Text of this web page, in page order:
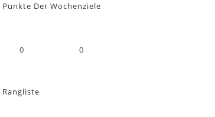
Punkte Der Wochenziele
0 0
Rangliste